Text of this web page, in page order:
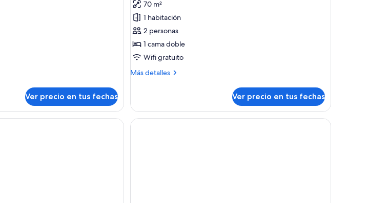
Ver precio en tus fechas
Suite,
piscina
privada
(Dedari)
70 m²
1 habitación
2 personas
1 cama doble
Wifi gratuito
Más detalles
Más
piscina
privada
(Dedari)
Ver precio en tus fechas
Un sendero que conduce a un edificio rodeado de abundante vegetación.